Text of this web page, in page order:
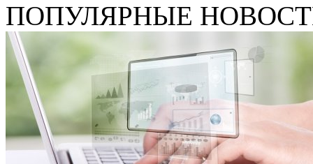
ПОПУЛЯРНЫЕ